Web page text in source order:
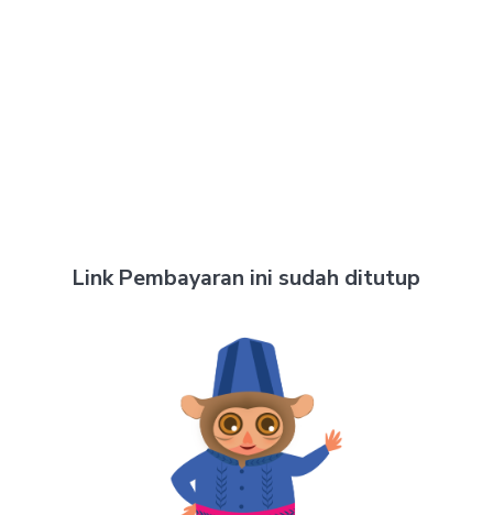
Link Pembayaran ini sudah ditutup